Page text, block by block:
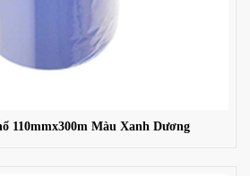
110mmx300m Màu Xanh Dương